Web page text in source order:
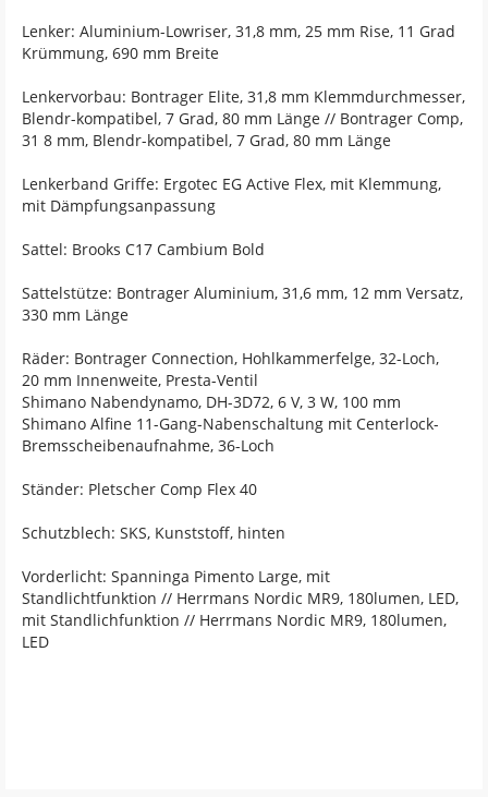
Lenker: Aluminium-Lowriser, 31,8 mm, 25 mm Rise, 11 Grad
Krümmung, 690 mm Breite
Lenkervorbau: Bontrager Elite, 31,8 mm Klemmdurchmesser,
Blendr-kompatibel, 7 Grad, 80 mm Länge // Bontrager Comp,
31 8 mm, Blendr-kompatibel, 7 Grad, 80 mm Länge
Lenkerband Griffe: Ergotec EG Active Flex, mit Klemmung,
mit Dämpfungsanpassung
Sattel: Brooks C17 Cambium Bold
Sattelstütze: Bontrager Aluminium, 31,6 mm, 12 mm Versatz,
330 mm Länge
Räder: Bontrager Connection, Hohlkammerfelge, 32-Loch,
20 mm Innenweite, Presta-Ventil
Shimano Nabendynamo, DH-3D72, 6 V, 3 W, 100 mm
Shimano Alfine 11-Gang-Nabenschaltung mit Centerlock-
Bremsscheibenaufnahme, 36-Loch
Ständer: Pletscher Comp Flex 40
Schutzblech: SKS, Kunststoff, hinten
Vorderlicht: Spanninga Pimento Large, mit
Standlichtfunktion // Herrmans Nordic MR9, 180lumen, LED,
mit Standlichfunktion // Herrmans Nordic MR9, 180lumen,
LED